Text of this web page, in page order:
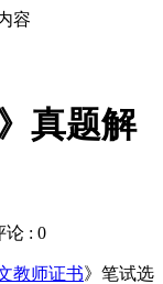
容
真题解
论 : 0
教师证书》笔试选